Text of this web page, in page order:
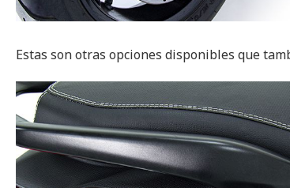
Estas son otras opciones disponibles que